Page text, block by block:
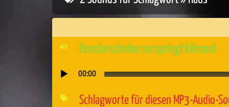
Fensterscheibe zerspringt klirrend
Audio-
Player
00:00
Schlagworte für diesen MP3-Audio-